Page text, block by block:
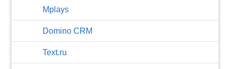
Mplays
Domino CRM
Text.ru